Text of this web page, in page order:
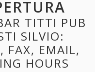
TITTI PUB
SILVIO:
FAX, EMAIL,
HOURS